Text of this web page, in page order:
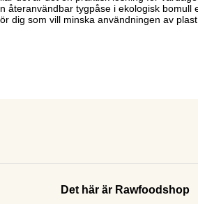
tygpåse i ekologisk
dig som vill minska användningen av
Det här är Rawfoodshop